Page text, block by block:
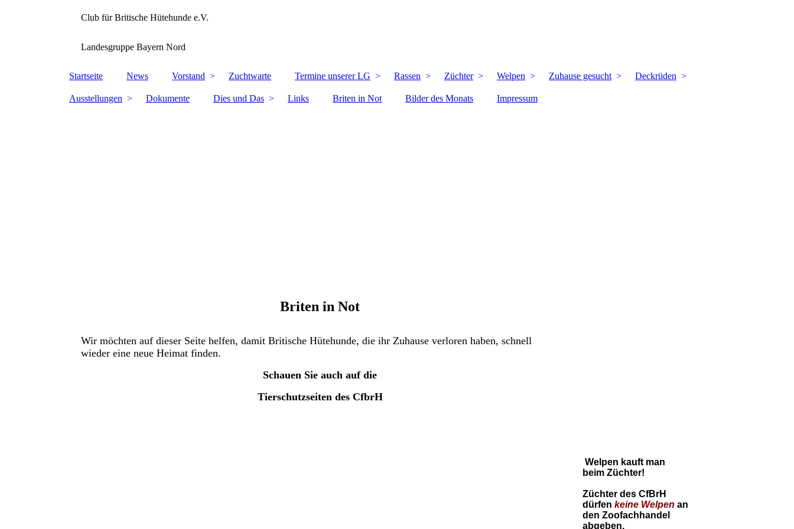
Club für Britische Hütehunde e.V.
Landesgruppe Bayern Nord
Startseite News Vorstand Zuchtwarte Termine unserer LG Rassen Züchter Welpen Zuhause gesucht Deckrüden
Ausstellungen Dokumente Dies und Das Links Briten in Not Bilder des Monats Impressum
Briten in Not
Wir möchten auf dieser Seite helfen, damit Britische Hütehunde, die ihr Zuhause verloren haben, schnell
wieder eine neue Heimat finden.
Schauen Sie auch auf die
Tierschutzseiten des CfbrH
Welpen kauft man
beim Züchter!
Züchter des CfBrH
dürfen keine Welpen an
den Zoofachhandel
abgeben.